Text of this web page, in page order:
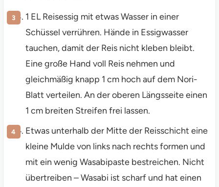
1 EL Reisessig mit etwas Wasser in einer
Schüssel verrühren. Hände in Essigwasser
tauchen, damit der Reis nicht kleben bleibt.
Eine große Hand voll Reis nehmen und
gleichmäßig knapp 1 cm hoch auf dem Nori-
Blatt verteilen. An der oberen Längsseite einen
1 cm breiten Streifen frei lassen.
Etwas unterhalb der Mitte der Reisschicht eine
kleine Mulde von links nach rechts formen und
mit ein wenig Wasabipaste bestreichen. Nicht
übertreiben – Wasabi ist scharf und hat einen